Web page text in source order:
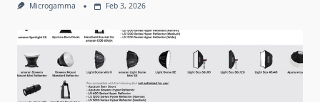
Microgamma Feb 3, 2026